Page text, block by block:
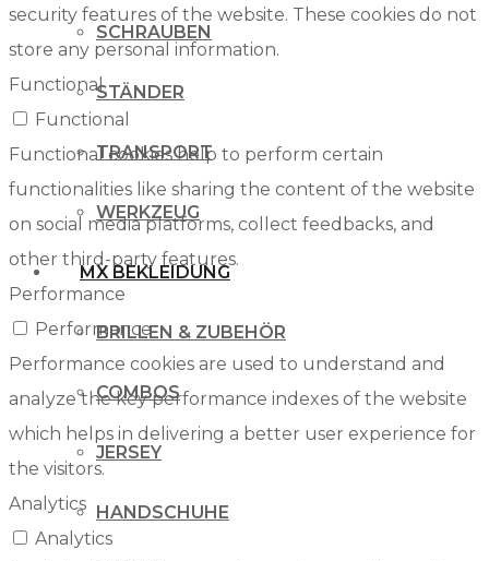
SCHRAUBEN
STÄNDER
TRANSPORT
WERKZEUG
MX BEKLEIDUNG
BRILLEN & ZUBEHÖR
COMBOS
JERSEY
HANDSCHUHE
security features of the website. These cookies do not
store any personal information.
Functional
Functional
Functional cookies help to perform certain
functionalities like sharing the content of the website
on social media platforms, collect feedbacks, and
other third-party features.
Performance
Performance
Performance cookies are used to understand and
analyze the key performance indexes of the website
which helps in delivering a better user experience for
the visitors.
Analytics
Analytics